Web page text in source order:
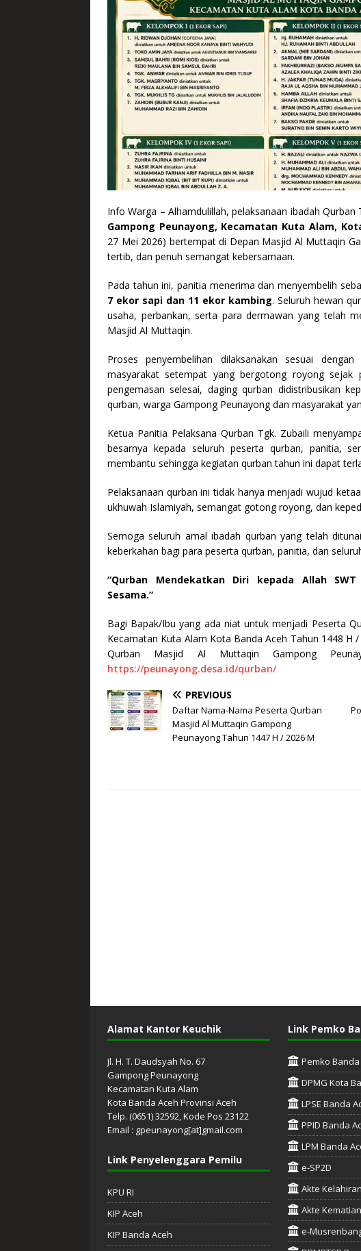
Info Warga – Alhamdulillah, pelaksanaan ibadah
Gampong Peunayong, Kecamatan Kuta Alam,
27 Mei 2026) bertempat di Depan Masjid Al Muttaqin
tertib, dan penuh semangat kebersamaan.
Pada tahun ini, panitia menerima dan menyembelih
7 ekor sapi dan 11 ekor kambing. Seluruh hewan
usaha, perbankan, serta para dermawan yang telah
Masjid Al Muttaqin.
Proses penyembelihan dilaksanakan sesuai
masyarakat setempat yang bergotong royong sejak
pengemasan selesai, daging qurban didistribusikan
qurban, warga Gampong Peunayong dan masyarakat
Ketua Panitia Pelaksana Qurban Tgk. Zubaili
besarnya kepada seluruh peserta qurban, panitia,
membantu sehingga kegiatan qurban tahun ini dapat
Pelaksanaan qurban ini tidak hanya menjadi wujud
ukhuwah Islamiyah, semangat gotong royong, dan
Semoga seluruh amal ibadah qurban yang telah
keberkahan bagi para peserta qurban, panitia, dan
“Qurban Mendekatkan Diri kepada Allah
Sesama.”
Bagi Bapak/Ibu yang ada niat untuk menjadi Peserta
Kecamatan Kuta Alam Kota Banda Aceh Tahun 1448 H
Qurban Masjid Al Muttaqin Gampong
https://peunayong.desa.id/qurban/
PREVIOUS
Daftar Nama-Nama Peserta Qurban
Masjid Al Muttaqin Gampong
Peunayong Tahun 1447 H / 2026 M
Alamat Kantor Keuchik
Jl. H. T. Daudsyah No. 67
Gampong Peunayong
Kecamatan Kuta Alam
Kota Banda Aceh Provinsi Aceh
Telp. (0651) 32592, Kode Pos 23122
Email : gpeunayong[at]gmail.com
Link Penyelenggara Pemilu
KPU RI
KIP Aceh
KIP Banda Aceh
Link Pemko
Pemko Banda
DPMG Kota
LPSE Banda
PPID Banda
LPM Banda
e-SP2D
Akte
Akte
e-